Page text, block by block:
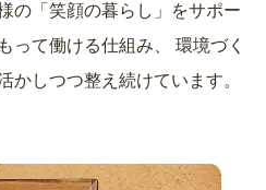
の「笑顔の暮らし」をサポー
って働ける仕組み、
かしつつ整え続けています。